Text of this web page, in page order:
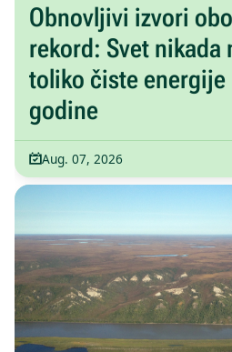
Obnovljivi izvori
rekord: Svet nikada
toliko čiste energije
godine
Aug. 07, 2026